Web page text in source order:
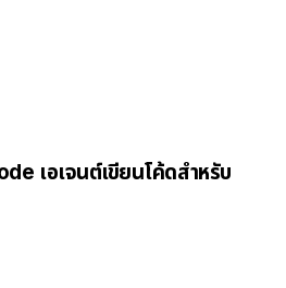
เอเจนต์เขียนโค้ดสำหรับ